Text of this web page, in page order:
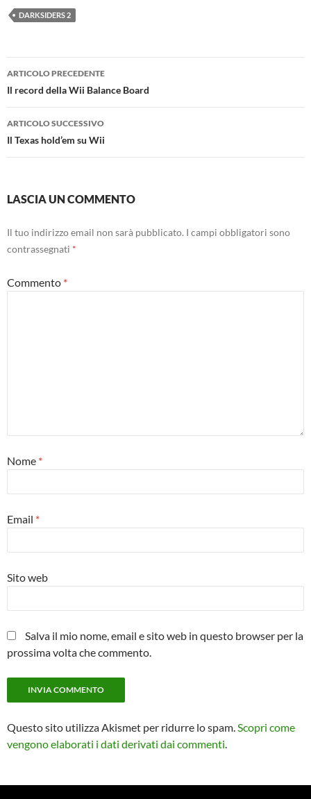
DARKSIDERS 2
Navigazione
articolo
ARTICOLO PRECEDENTE
Il record della Wii Balance Board
ARTICOLO SUCCESSIVO
Il Texas hold’em su Wii
LASCIA UN COMMENTO
Il tuo indirizzo email non sarà pubblicato. I campi obbligatori sono
contrassegnati *
Commento *
Nome *
Email *
Sito web
Salva il mio nome, email e sito web in questo browser per la
prossima volta che commento.
Questo sito utilizza Akismet per ridurre lo spam.Scopri come
vengono elaborati i dati derivati dai commenti.